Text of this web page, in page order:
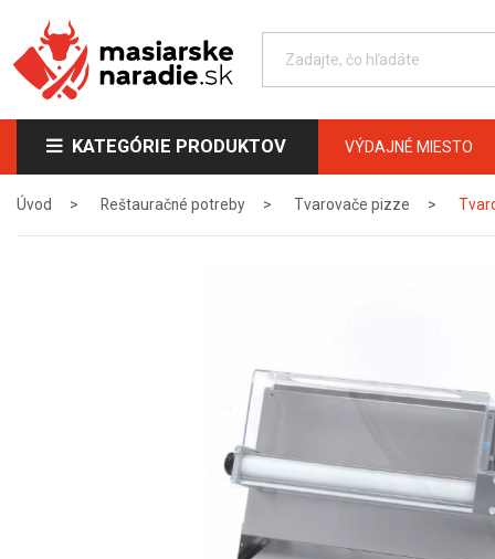
KATEGÓRIE PRODUKTOV VÝDAJNÉ MIESTO
Úvod Reštauračné potreby Tvarovače pizze